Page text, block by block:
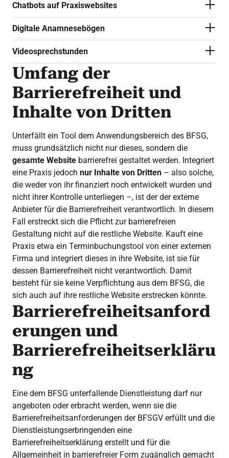
Chatbots auf Praxiswebsites
Digitale Anamnesebögen
Videosprechstunden
Umfang der
Barrierefreiheit und
Inhalte von Dritten
Unterfällt ein Tool dem Anwendungsbereich des BFSG,
muss grundsätzlich nicht nur dieses, sondern die
gesamte Website barrierefrei gestaltet werden. Integriert
eine Praxis jedoch nur Inhalte von Dritten – also solche,
die weder von ihr finanziert noch entwickelt wurden und
nicht ihrer Kontrolle unterliegen –, ist der der externe
Anbieter für die Barrierefreiheit verantwortlich. In diesem
Fall erstreckt sich die Pflicht zur barrierefreien
Gestaltung nicht auf die restliche Website. Kauft eine
Praxis etwa ein Terminbuchungstool von einer externen
Firma und integriert dieses in ihre Website, ist sie für
dessen Barrierefreiheit nicht verantwortlich. Damit
besteht für sie keine Verpflichtung aus dem BFSG, die
sich auch auf ihre restliche Website erstrecken könnte.
Barrierefreiheitsanford
erungen und
Barrierefreiheitserkläru
ng
Eine dem BFSG unterfallende Dienstleistung darf nur
angeboten oder erbracht werden, wenn sie die
Barrierefreiheitsanforderungen der BFSGV erfüllt und die
Dienstleistungserbringenden eine
Barrierefreiheitserklärung erstellt und für die
Allgemeinheit in barrierefreier Form zugänglich gemacht